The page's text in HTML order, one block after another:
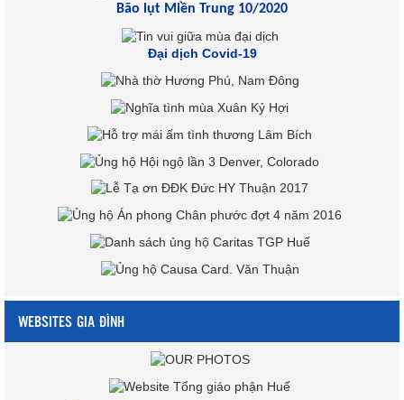
Bão lụt Miền Trung 10/2020
Đại dịch Covid-19
WEBSITES GIA ĐÌNH